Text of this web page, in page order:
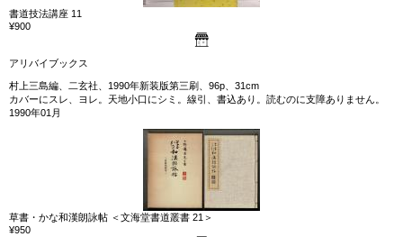
書道技法講座 11
¥900
アリバイブックス
村上三島編、二玄社、1990年新装版第三刷、96p、31cm
カバーにスレ、ヨレ。天地小口にシミ。線引、書込あり。読むのに支障ありません。
1990年01月
草書・かな和漢朗詠帖 ＜文海堂書道叢書 21＞
¥950